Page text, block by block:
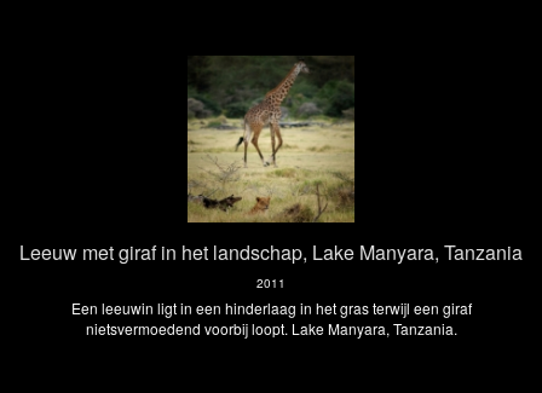
Leeuw met giraf in het landschap, Lake Manyara, Tanzania
2011
Een leeuwin ligt in een hinderlaag in het gras terwijl een giraf
nietsvermoedend voorbij loopt. Lake Manyara, Tanzania.